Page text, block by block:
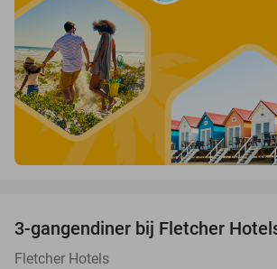
3-gangendiner bij Fletcher
Fletcher Hotels